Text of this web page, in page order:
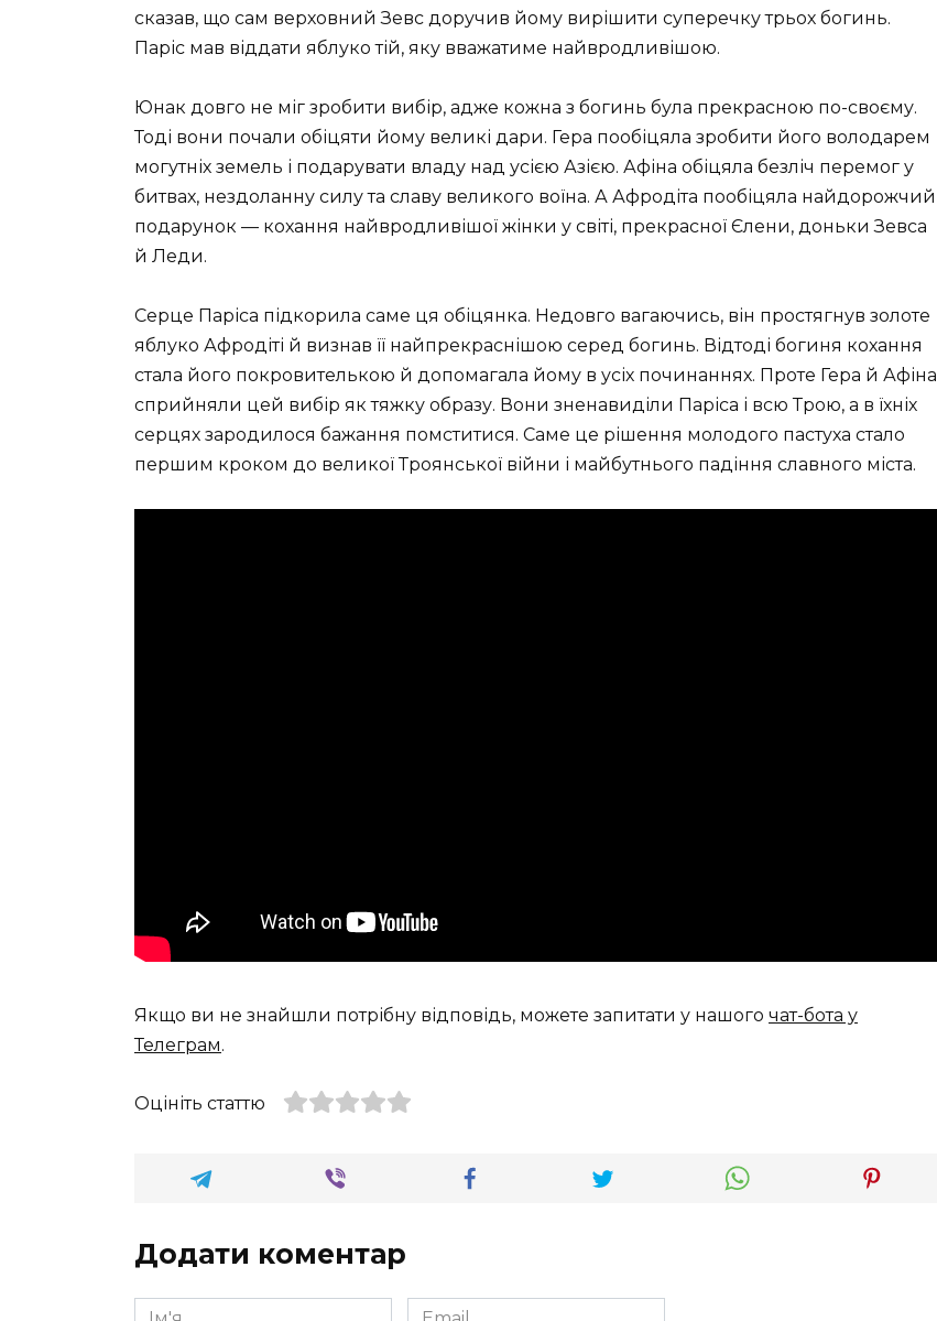
сказав, що сам верховний Зевс доручив йому вирішити суперечку трьох богинь.
Паріс мав віддати яблуко тій, яку вважатиме найвродливішою.
Юнак довго не міг зробити вибір, адже кожна з богинь була прекрасною по-своєму.
Тоді вони почали обіцяти йому великі дари. Гера пообіцяла зробити його володарем
могутніх земель і подарувати владу над усією Азією. Афіна обіцяла безліч перемог у
битвах, нездоланну силу та славу великого воїна. А Афродіта пообіцяла найдорожчий
подарунок — кохання найвродливішої жінки у світі, прекрасної Єлени, доньки Зевса
й Леди.
Серце Паріса підкорила саме ця обіцянка. Недовго вагаючись, він простягнув золоте
яблуко Афродіті й визнав її найпрекраснішою серед богинь. Відтоді богиня кохання
стала його покровителькою й допомагала йому в усіх починаннях. Проте Гера й Афіна
сприйняли цей вибір як тяжку образу. Вони зненавиділи Паріса і всю Трою, а в їхніх
серцях зародилося бажання помститися. Саме це рішення молодого пастуха стало
першим кроком до великої Троянської війни і майбутнього падіння славного міста.
Якщо ви не знайшли потрібну відповідь, можете запитати у нашого чат-бота у
Телеграм.
Оцініть статтю
Додати коментар
Ім'я Email